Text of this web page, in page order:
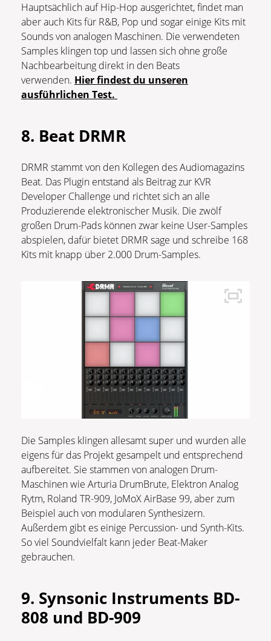
Hauptsächlich auf Hip-Hop ausgerichtet, findet man
aber auch Kits für R&B, Pop und sogar einige Kits mit
Sounds von analogen Maschinen. Die verwendeten
Samples klingen top und lassen sich ohne große
Nachbearbeitung direkt in den Beats
verwenden. Hier findest du unseren
ausführlichen Test.
8. Beat DRMR
DRMR stammt von den Kollegen des Audiomagazins
Beat. Das Plugin entstand als Beitrag zur KVR
Developer Challenge und richtet sich an alle
Produzierende elektronischer Musik. Die zwölf
großen Drum-Pads können zwar keine User-Samples
abspielen, dafür bietet DRMR sage und schreibe 168
Kits mit knapp über 2.000 Drum-Samples.
Die Samples klingen allesamt super und wurden alle
eigens für das Projekt gesampelt und entsprechend
aufbereitet. Sie stammen von analogen Drum-
Maschinen wie Arturia DrumBrute, Elektron Analog
Rytm, Roland TR-909, JoMoX AirBase 99, aber zum
Beispiel auch von modularen Synthesizern.
Außerdem gibt es einige Percussion- und Synth-Kits.
So viel Soundvielfalt kann jeder Beat-Maker
gebrauchen.
9. Synsonic Instruments BD-
808 und BD-909